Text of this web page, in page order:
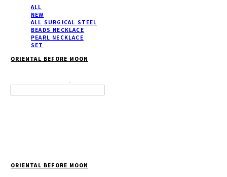
ALL
NEW
ALL SURGICAL STEEL
BEADS NECKLACE
PEARL NECKLACE
SET
ORIENTAL BEFORE MOON
ORIENTAL BEFORE MOON